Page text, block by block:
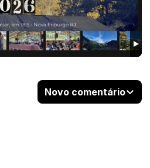
Novo comentário